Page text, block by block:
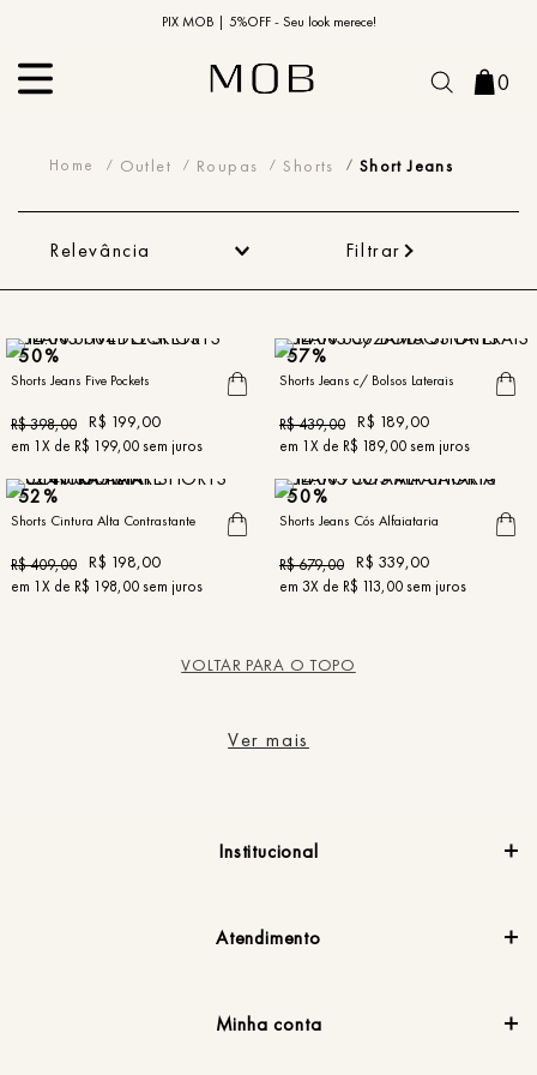
PIX MOB | 5%OFF - Seu look merece!
10% OFF na primeira compra | Cupom: BEMVINDO10*
0
Short Jeans
Outlet Roupas Shorts Short Jeans
Relevância Filtrar
50%
Shorts Jeans Five Pockets
R$398,00 R$ 199,00
em 1X de R$ 199,00sem juros
57%
Shorts Jeans c/ Bolsos Laterais
R$439,00 R$ 189,00
em 1X de R$ 189,00sem juros
52%
Shorts Cintura Alta Contrastante
R$409,00 R$ 198,00
em 1X de R$ 198,00sem juros
50%
Shorts Jeans Cós Alfaiataria
R$679,00 R$ 339,00
em 3X de R$ 113,00sem juros
VOLTAR PARA O TOPO
Ver mais
Institucional
Atendimento
Minha conta